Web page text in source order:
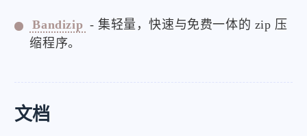
Bandizip - 集轻量，快速与免费一体的 zip 压
缩程序。
文档